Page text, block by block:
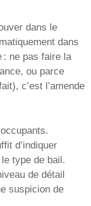
dans le
dans
: ne pas faire la
ou parce
c’est l’amende
d’indiquer
type de bail.
de détail
suspicion de